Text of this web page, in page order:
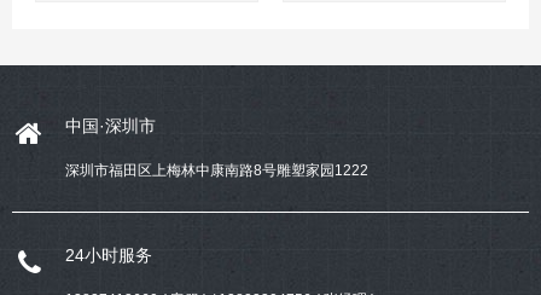
中国·深圳市
深圳市福田区上梅林中康南路8号雕塑家园1222
24小时服务